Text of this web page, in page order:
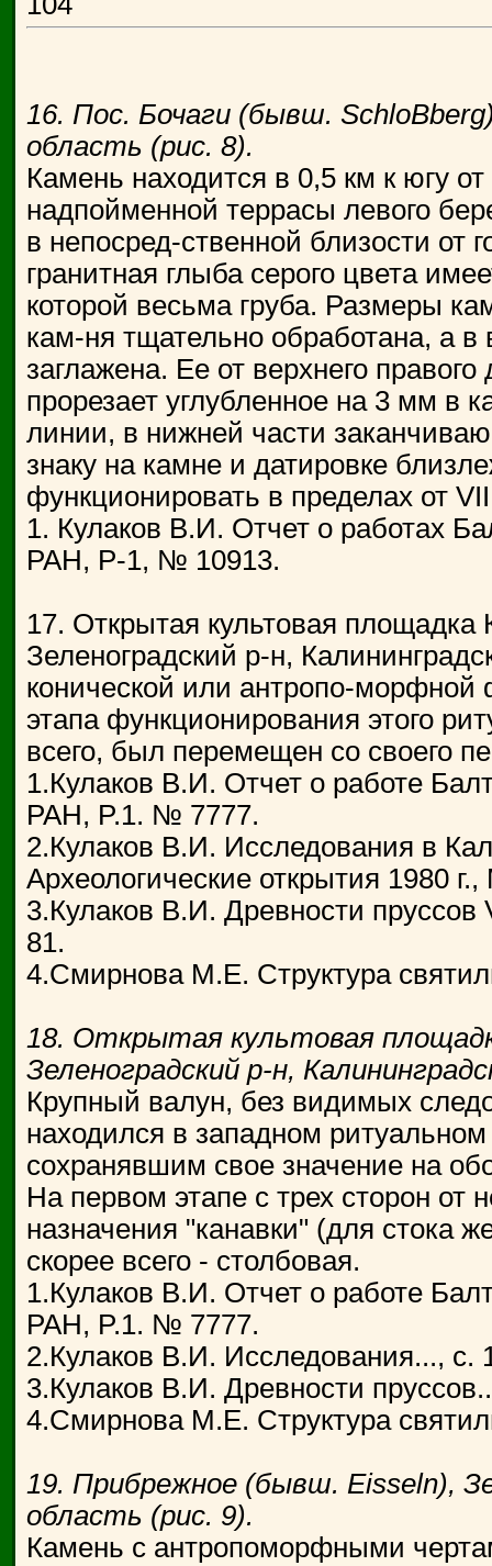
16. Пос. Бочаги (бывш.
область (рис. 8).
Камень находится в 0,5 км к югу
надпойменной террасы левого
в непосред-ственной близости
гранитная глыба серого цвета
которой весьма груба. Размеры
кам-ня тщательно обработана, а в
заглажена. Ее от верхнего
прорезает углубленное на 3 мм в
линии, в нижней части
знаку на камне и датировке
функционировать в пределах от
1. Кулаков В.И. Отчет о работах
РАН, Р-1, № 10913.
17. Открытая культовая
Зеленоградский р-н,
конической или антропо-
этапа функционирования этого
всего, был перемещен со своего
1.Кулаков В.И. Отчет о работе
РАН, P.1. № 7777.
2.Кулаков В.И. Исследования в
Археологические открытия 1980
3.Кулаков В.И. Древности
81.
4.Смирнова М.Е. Структура
18. Открытая культовая
Зеленоградский р-н,
Крупный валун, без видимых
находился в западном
сохранявшим свое значение на
На первом этапе с трех сторон от
назначения "канавки" (для стока
скорее всего - столбовая.
1.Кулаков В.И. Отчет о работе
РАН, P.1. № 7777.
2.Кулаков В.И. Исследования..., с.
3.Кулаков В.И. Древности
4.Смирнова М.Е. Структура
19. Прибрежное (бывш. Eisseln),
область (рис. 9).
Камень с антропоморфными